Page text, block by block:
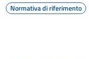
Normativa di riferimento